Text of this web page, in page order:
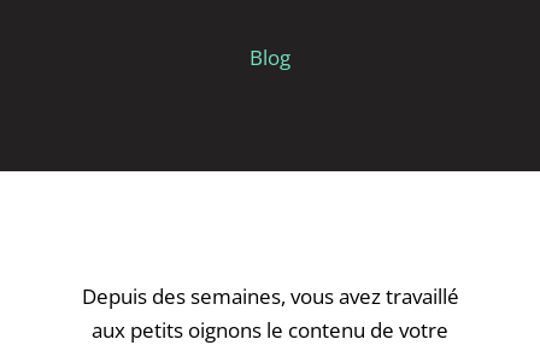
Blog
Depuis des semaines, vous avez travaillé
aux petits oignons le contenu de votre